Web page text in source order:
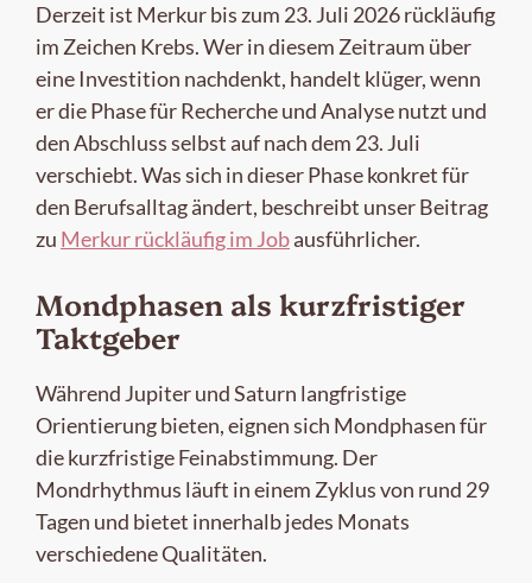
Derzeit ist Merkur bis zum 23. Juli 2026 rückläufig
im Zeichen Krebs. Wer in diesem Zeitraum über
eine Investition nachdenkt, handelt klüger, wenn
er die Phase für Recherche und Analyse nutzt und
den Abschluss selbst auf nach dem 23. Juli
verschiebt. Was sich in dieser Phase konkret für
den Berufsalltag ändert, beschreibt unser Beitrag
zu Merkur rückläufig im Jobausführlicher.
Mondphasen als kurzfristiger
Taktgeber
Während Jupiter und Saturn langfristige
Orientierung bieten, eignen sich Mondphasen für
die kurzfristige Feinabstimmung. Der
Mondrhythmus läuft in einem Zyklus von rund 29
Tagen und bietet innerhalb jedes Monats
verschiedene Qualitäten.